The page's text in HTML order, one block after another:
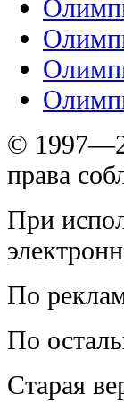
©
права
При
По
По
Старая